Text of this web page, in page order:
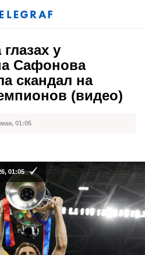
у
Сафонова
скандал на
(видео)
01:05
01:05